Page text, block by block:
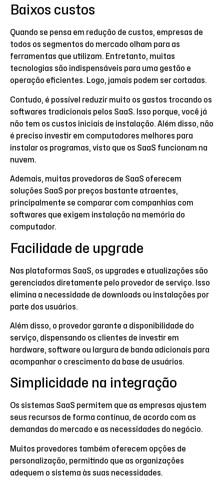
Baixos custos
Quando se pensa em redução de custos, empresas de
todos os segmentos do mercado olham para as
ferramentas que utilizam. Entretanto, muitas
tecnologias são indispensáveis para uma gestão e
operação eficientes. Logo, jamais podem ser cortadas.
Contudo, é possível reduzir muito os gastos trocando os
softwares tradicionais pelos SaaS. Isso porque, você já
não tem os custos iniciais de instalação. Além disso, não
é preciso investir em computadores melhores para
instalar os programas, visto que os SaaS funcionam na
nuvem.
Ademais, muitas provedoras de SaaS oferecem
soluções SaaS por preços bastante atraentes,
principalmente se comparar com companhias com
softwares que exigem instalação na memória do
computador.
Facilidade de upgrade
Nas plataformas SaaS, os upgrades e atualizações são
gerenciados diretamente pelo provedor de serviço. Isso
elimina a necessidade de downloads ou instalações por
parte dos usuários.
Além disso, o provedor garante a disponibilidade do
serviço, dispensando os clientes de investir em
hardware, software ou largura de banda adicionais para
acompanhar o crescimento da base de usuários.
Simplicidade na integração
Os sistemas SaaS permitem que as empresas ajustem
seus recursos de forma contínua, de acordo com as
demandas do mercado e as necessidades do negócio.
Muitos provedores também oferecem opções de
personalização, permitindo que as organizações
adequem o sistema às suas necessidades.